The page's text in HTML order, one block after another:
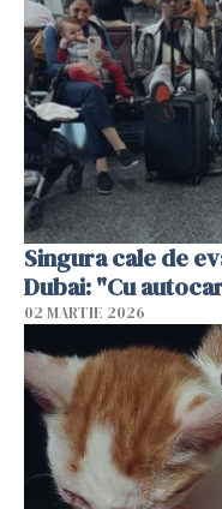
Singura cale de
Dubai: "Cu
02 MARTIE 2026